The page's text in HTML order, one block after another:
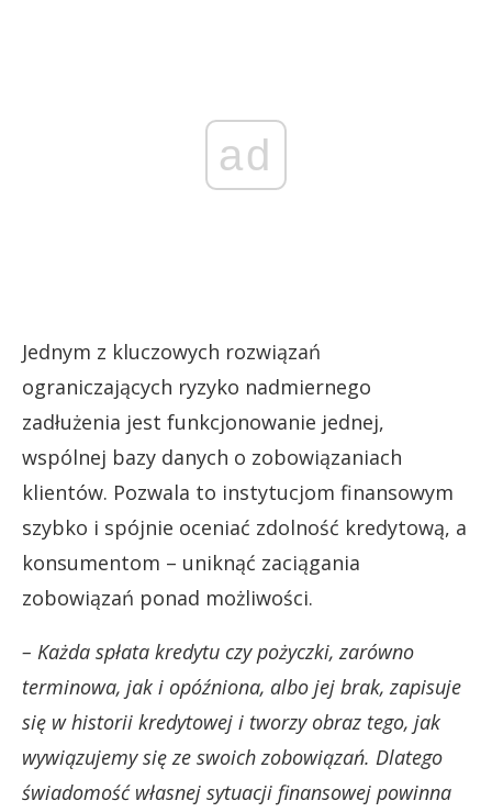
ad
Jednym z kluczowych rozwiązań
ograniczających ryzyko nadmiernego
zadłużenia jest funkcjonowanie jednej,
wspólnej bazy danych o zobowiązaniach
klientów. Pozwala to instytucjom finansowym
szybko i spójnie oceniać zdolność kredytową, a
konsumentom – uniknąć zaciągania
zobowiązań ponad możliwości.
– Każda spłata kredytu czy pożyczki, zarówno
terminowa, jak i opóźniona, albo jej brak, zapisuje
się w historii kredytowej i tworzy obraz tego, jak
wywiązujemy się ze swoich zobowiązań. Dlatego
świadomość własnej sytuacji finansowej powinna